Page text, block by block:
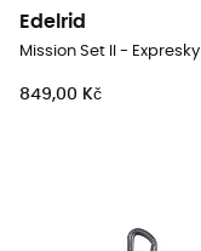
Edelrid
Mission Set II - Expresky
849,00 Kč